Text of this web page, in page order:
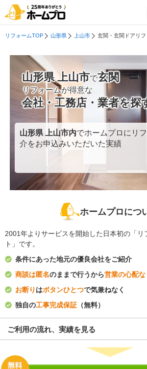
リフォームTOP 山形県 上山市 玄関・玄関ドアリ
山形県 上山市で玄関
リフォームが得意な
会社・工務店・業者を探
山形県 上山市内でホームプロにリ
介をお申込みいただいた実績
ホームプロにつ
2001年よりサービスを開始した日本初の「リ
ト」です。
条件にあった地元の優良会社をご紹介
商談は匿名のままで行うから営業の心配な
お断り はボタンひとつで気兼ねなく
独自の工事完成保証 （無料）
ご利用の流れ、実績を見る